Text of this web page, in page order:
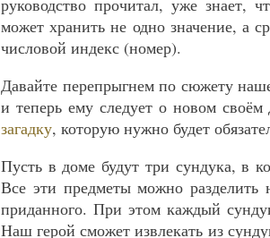
может хранить не одно значение, а
числовой индекс (номер).
Давайте перепрыгнем по сюжету
и теперь ему следует о новом
загадку, которую нужно будет
Пусть в доме будут три сундука, в
Все эти предметы можно
приданного. При этом каждый
Наш герой сможет извлекать из